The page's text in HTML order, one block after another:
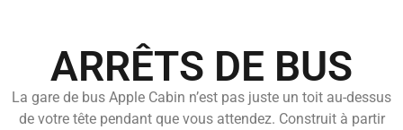
ARRÊTS DE BUS
La gare de bus Apple Cabin n’est pas juste un toit au-dessus
de votre tête pendant que vous attendez. Construit à partir